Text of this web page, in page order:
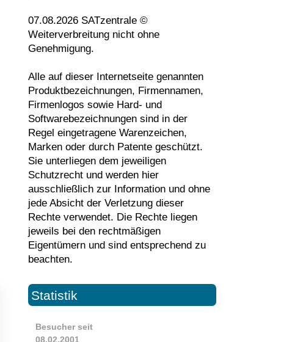
07.08.2026 SATzentrale ©
Weiterverbreitung nicht ohne
Genehmigung.
Alle auf dieser Internetseite genannten
Produktbezeichnungen, Firmennamen,
Firmenlogos sowie Hard- und
Softwarebezeichnungen sind in der
Regel eingetragene Warenzeichen,
Marken oder durch Patente geschützt.
Sie unterliegen dem jeweiligen
Schutzrecht und werden hier
ausschließlich zur Information und ohne
jede Absicht der Verletzung dieser
Rechte verwendet. Die Rechte liegen
jeweils bei den rechtmäßigen
Eigentümern und sind entsprechend zu
beachten.
Statistik
Besucher seit
08.02.2001